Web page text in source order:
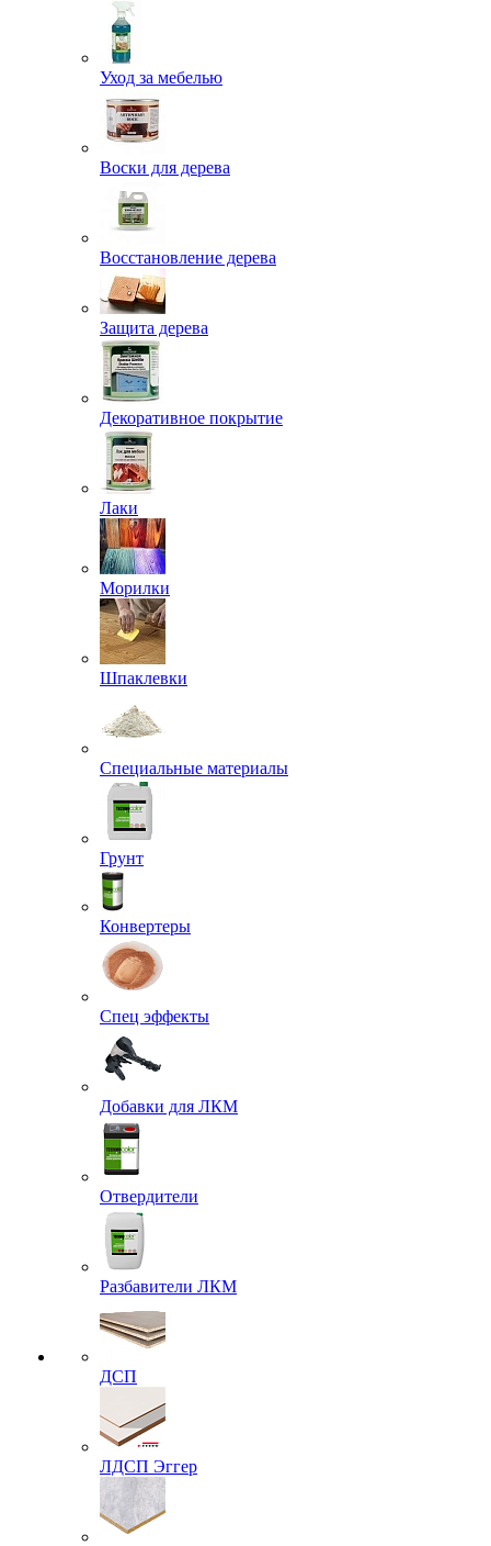
Уход за мебелью
Воски для дерева
Восстановление дерева
Защита дерева
Декоративное покрытие
Лаки
Морилки
Шпаклевки
Специальные материалы
Грунт
Конвертеры
Спец эффекты
Добавки для ЛКМ
Отвердители
Разбавители ЛКМ
ДСП
ЛДСП Эггер